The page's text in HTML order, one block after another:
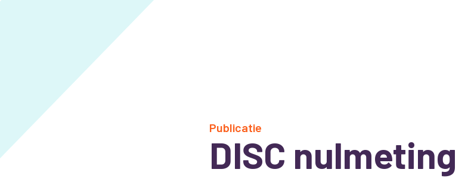
Publicatie
DISC nulmeting